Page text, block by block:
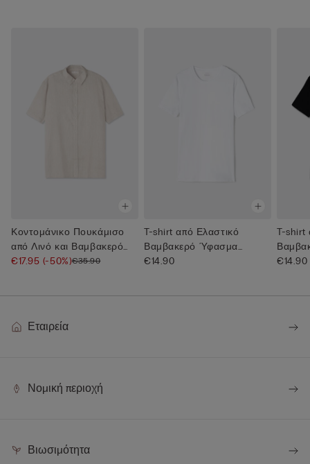
Κοντομάνικο Πουκάμισο
από Λινό και Βαμβακερό
Ύφασμ...
€17.95 (-50%)€35.90
T-shirt από Ελαστικό
Βαμβακερό Ύφασμα
Superior
€14.90
T-shirt
€14.90
Εταιρεία
Νομική περιοχή
Βιωσιμότητα